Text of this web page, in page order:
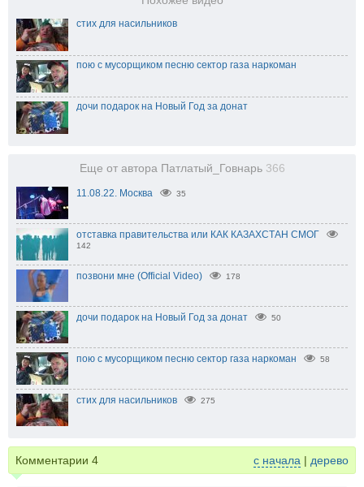
стих для насильников
пою с мусорщиком песню сектор газа наркоман
дочи подарок на Новый Год за донат
Еще от автора Патлатый_Говнарь 366
11.08.22. Москва 35
отставка правительства или КАК КАЗАХСТАН СМОГ
142
позвони мне (Official Video) 178
дочи подарок на Новый Год за донат 50
пою с мусорщиком песню сектор газа наркоман 58
стих для насильников 275
Комментарии 4 с начала | дерево